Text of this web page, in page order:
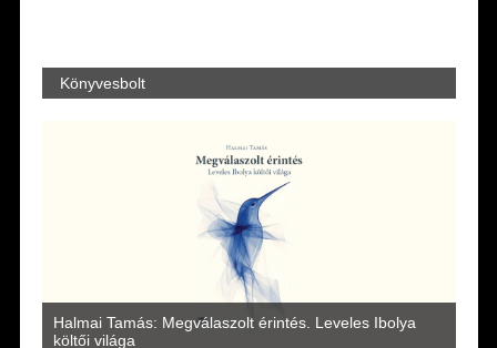
Könyvesbolt
Lakatos Fleisz Katalin: Vasárnap délután Sárszegen